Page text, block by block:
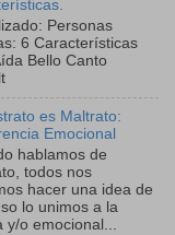
Personas
6 Características
Bello Canto
es Maltrato:
Emocional
hablamos de
todos nos
hacer una idea de
lo unimos a la
y/o emocional...